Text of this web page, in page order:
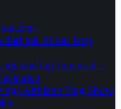
mit Allrad Jeep
Jumeirah –
Airplane Flug Show